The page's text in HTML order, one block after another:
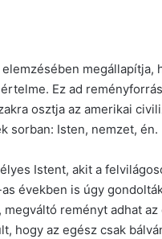
megállapítja,
Ez ad
osztja az amerikai
sorban: Isten, nemzet, én.
Istent, akit a
években is úgy
reményt adhat az
hogy az egész csak